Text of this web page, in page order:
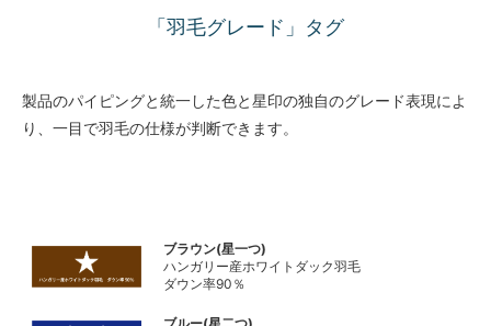
「羽毛グレード」タグ
製品のパイピングと統一した色と星印の独自のグレード表現によ
り、一目で羽毛の仕様が判断できます。
ブラウン(星一つ)
ハンガリー産ホワイトダック羽毛
ダウン率90％